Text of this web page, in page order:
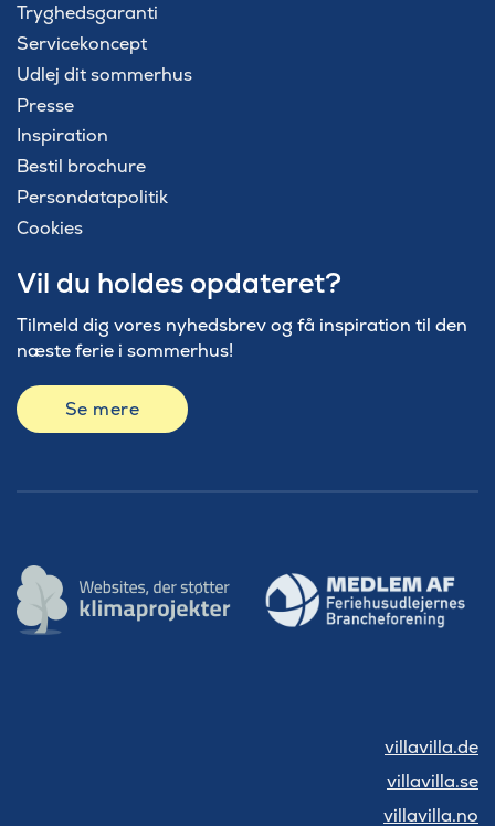
Tryghedsgaranti
Servicekoncept
Udlej dit sommerhus
Presse
Inspiration
Bestil brochure
Persondatapolitik
Cookies
Vil du holdes opdateret?
Tilmeld dig vores nyhedsbrev og få inspiration til den
næste ferie i sommerhus!
Se mere
villavilla.de
villavilla.se
villavilla.no